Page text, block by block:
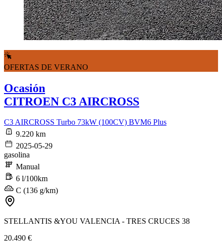
OFERTAS DE VERANO
Ocasión
CITROEN C3 AIRCROSS
C3 AIRCROSS Turbo 73kW (100CV) BVM6 Plus
9.220 km
2025-05-29
gasolina
Manual
6 l/100km
C (136 g/km)
STELLANTIS &YOU VALENCIA - TRES CRUCES 38
20.490 €